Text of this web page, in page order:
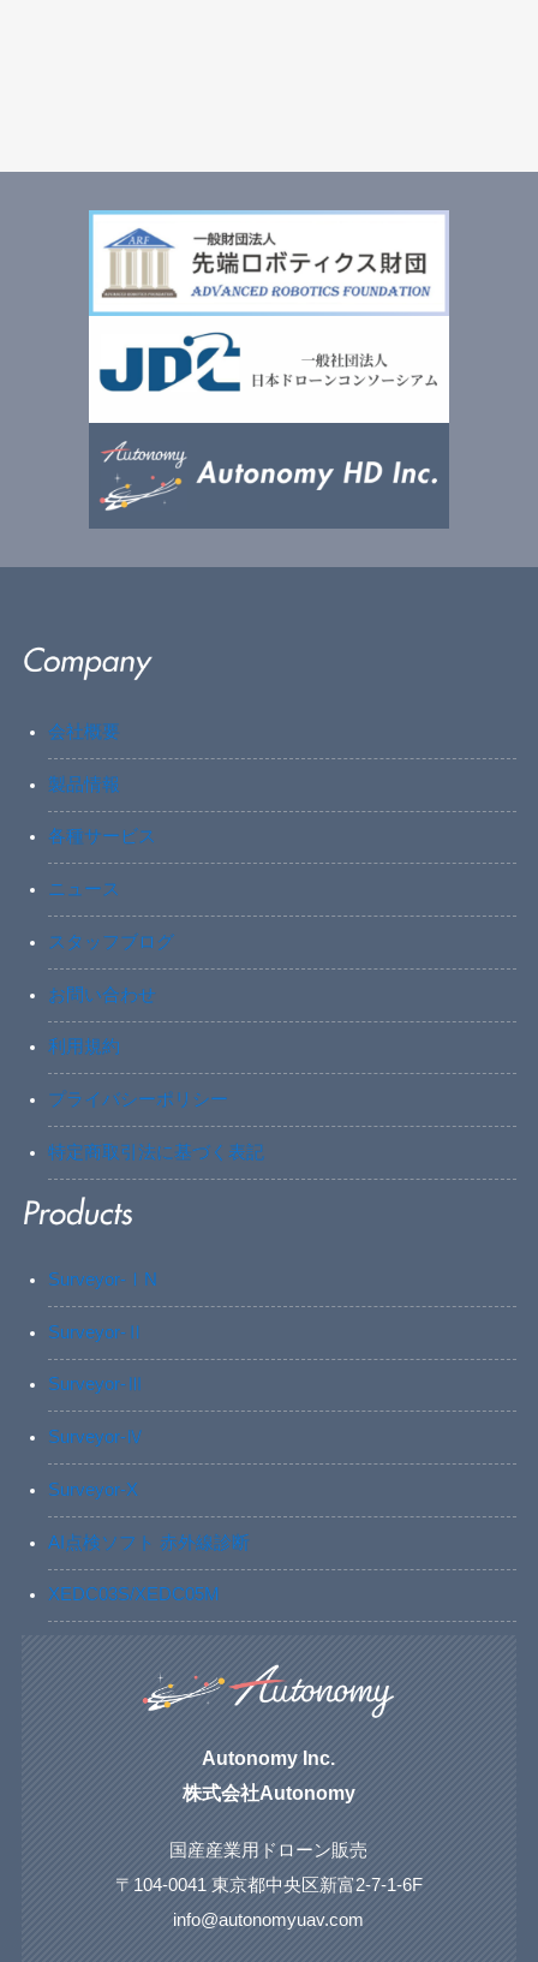
会社概要
製品情報
各種サービス
ニュース
スタッフブログ
お問い合わせ
利用規約
プライバシーポリシー
特定商取引法に基づく表記
Surveyor-ⅠN
Surveyor-Ⅱ
Surveyor-Ⅲ
Surveyor-Ⅳ
Surveyor-X
AI点検ソフト 赤外線診断
XEDC03S/XEDC05M
Autonomy Inc.
株式会社Autonomy
国産産業用ドローン販売
〒104-0041 東京都中央区新富2-7-1-6F
info@autonomyuav.com